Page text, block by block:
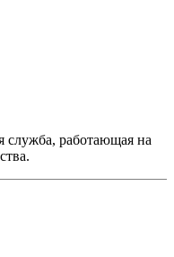
служба, работающая на